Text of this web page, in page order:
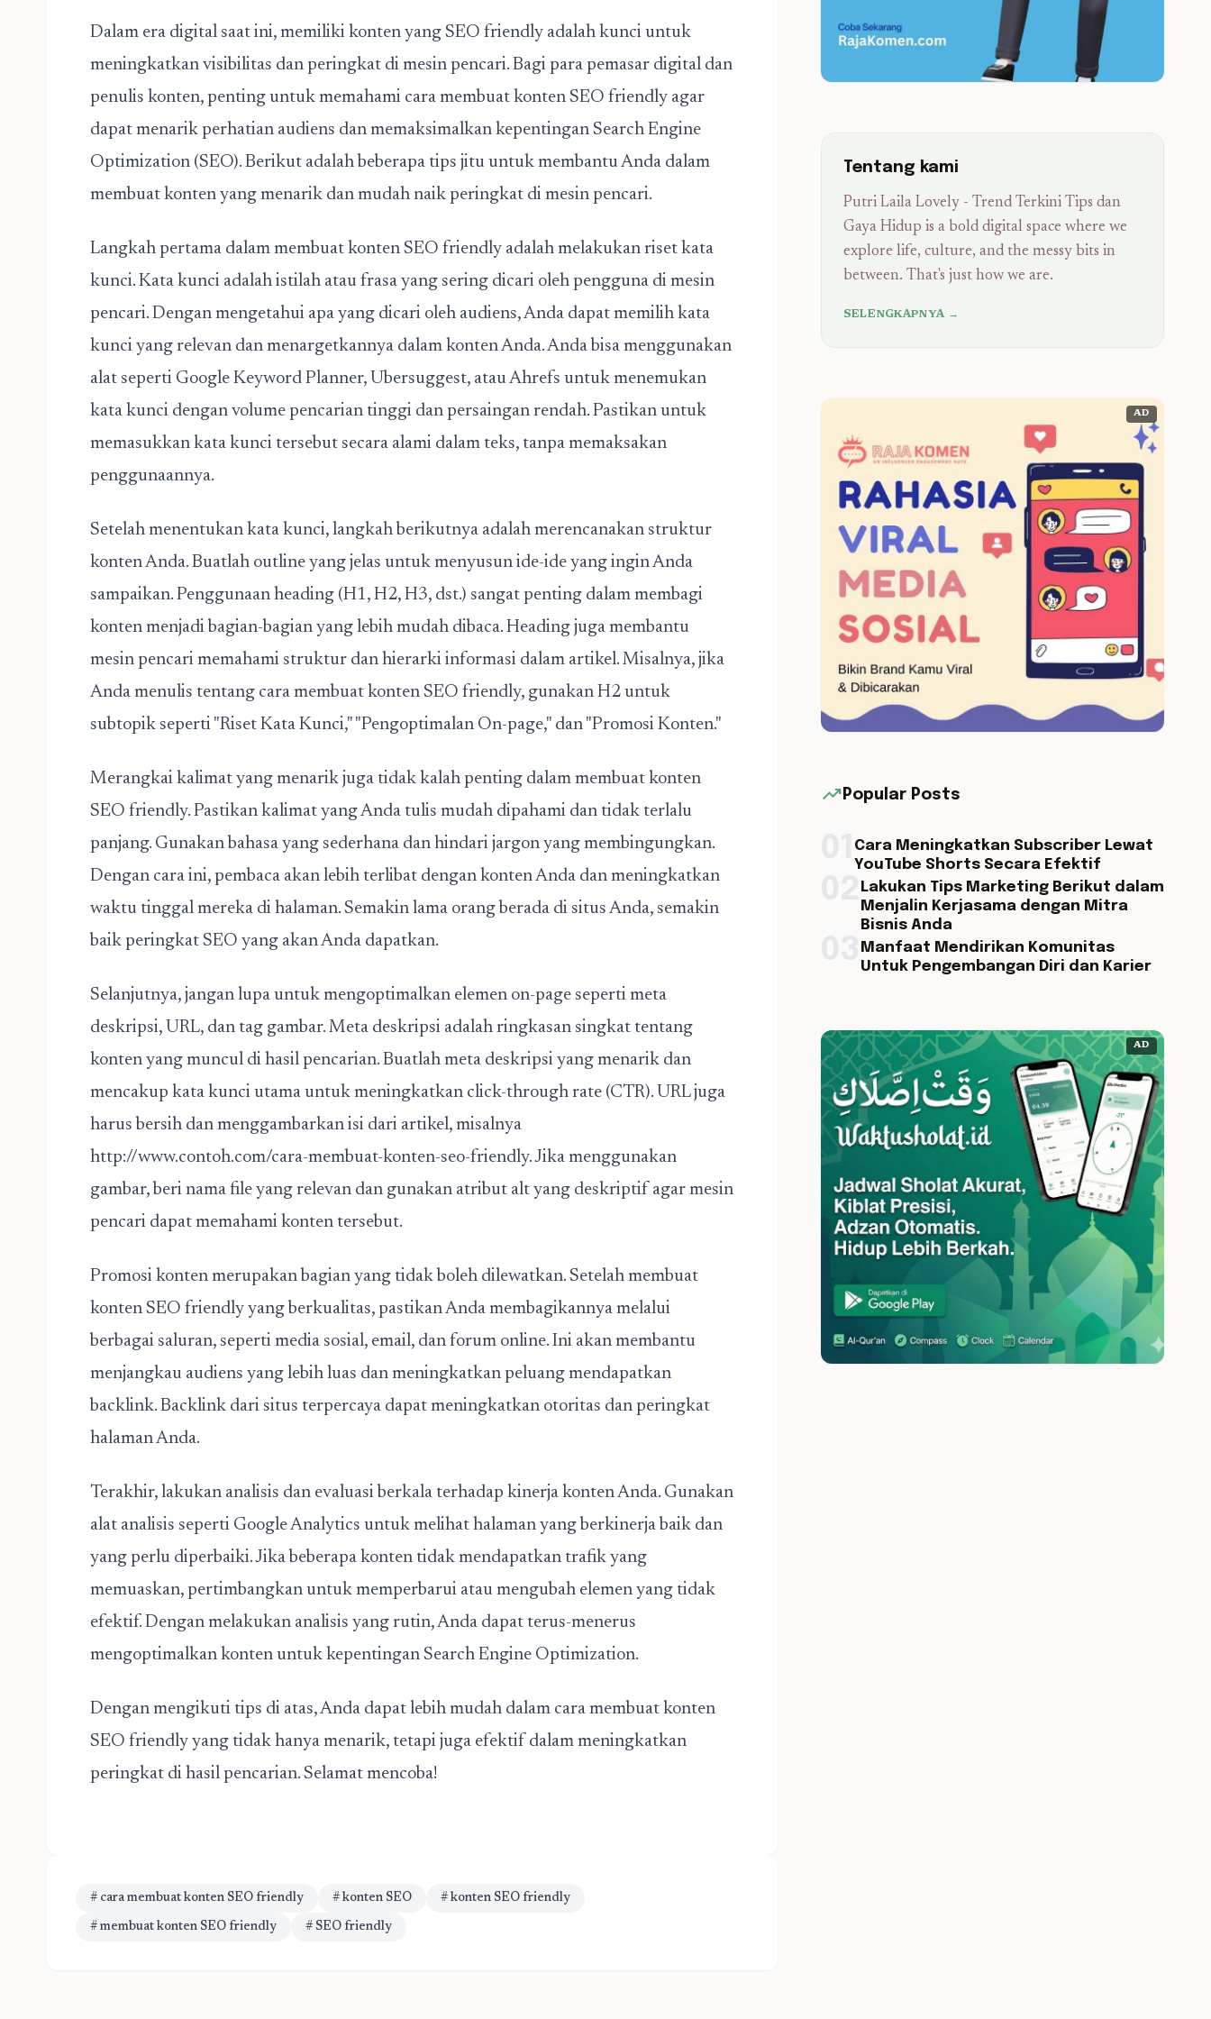
Dalam era digital saat ini, memiliki konten yang SEO friendly adalah kunci untuk
meningkatkan visibilitas dan peringkat di mesin pencari. Bagi para pemasar digital dan
penulis konten, penting untuk memahami cara membuat konten SEO friendly agar
dapat menarik perhatian audiens dan memaksimalkan kepentingan Search Engine
Optimization (SEO). Berikut adalah beberapa tips jitu untuk membantu Anda dalam
membuat konten yang menarik dan mudah naik peringkat di mesin pencari.
Langkah pertama dalam membuat konten SEO friendly adalah melakukan riset kata
kunci. Kata kunci adalah istilah atau frasa yang sering dicari oleh pengguna di mesin
pencari. Dengan mengetahui apa yang dicari oleh audiens, Anda dapat memilih kata
kunci yang relevan dan menargetkannya dalam konten Anda. Anda bisa menggunakan
alat seperti Google Keyword Planner, Ubersuggest, atau Ahrefs untuk menemukan
kata kunci dengan volume pencarian tinggi dan persaingan rendah. Pastikan untuk
memasukkan kata kunci tersebut secara alami dalam teks, tanpa memaksakan
penggunaannya.
Setelah menentukan kata kunci, langkah berikutnya adalah merencanakan struktur
konten Anda. Buatlah outline yang jelas untuk menyusun ide-ide yang ingin Anda
sampaikan. Penggunaan heading (H1, H2, H3, dst.) sangat penting dalam membagi
konten menjadi bagian-bagian yang lebih mudah dibaca. Heading juga membantu
mesin pencari memahami struktur dan hierarki informasi dalam artikel. Misalnya, jika
Anda menulis tentang cara membuat konten SEO friendly, gunakan H2 untuk
subtopik seperti "Riset Kata Kunci," "Pengoptimalan On-page," dan "Promosi Konten."
Merangkai kalimat yang menarik juga tidak kalah penting dalam membuat konten
SEO friendly. Pastikan kalimat yang Anda tulis mudah dipahami dan tidak terlalu
panjang. Gunakan bahasa yang sederhana dan hindari jargon yang membingungkan.
Dengan cara ini, pembaca akan lebih terlibat dengan konten Anda dan meningkatkan
waktu tinggal mereka di halaman. Semakin lama orang berada di situs Anda, semakin
baik peringkat SEO yang akan Anda dapatkan.
Selanjutnya, jangan lupa untuk mengoptimalkan elemen on-page seperti meta
deskripsi, URL, dan tag gambar. Meta deskripsi adalah ringkasan singkat tentang
konten yang muncul di hasil pencarian. Buatlah meta deskripsi yang menarik dan
mencakup kata kunci utama untuk meningkatkan click-through rate (CTR). URL juga
harus bersih dan menggambarkan isi dari artikel, misalnya
http://www.contoh.com/cara-membuat-konten-seo-friendly. Jika menggunakan
gambar, beri nama file yang relevan dan gunakan atribut alt yang deskriptif agar mesin
pencari dapat memahami konten tersebut.
Promosi konten merupakan bagian yang tidak boleh dilewatkan. Setelah membuat
konten SEO friendly yang berkualitas, pastikan Anda membagikannya melalui
berbagai saluran, seperti media sosial, email, dan forum online. Ini akan membantu
menjangkau audiens yang lebih luas dan meningkatkan peluang mendapatkan
backlink. Backlink dari situs terpercaya dapat meningkatkan otoritas dan peringkat
halaman Anda.
Terakhir, lakukan analisis dan evaluasi berkala terhadap kinerja konten Anda. Gunakan
alat analisis seperti Google Analytics untuk melihat halaman yang berkinerja baik dan
yang perlu diperbaiki. Jika beberapa konten tidak mendapatkan trafik yang
memuaskan, pertimbangkan untuk memperbarui atau mengubah elemen yang tidak
efektif. Dengan melakukan analisis yang rutin, Anda dapat terus-menerus
mengoptimalkan konten untuk kepentingan Search Engine Optimization.
Dengan mengikuti tips di atas, Anda dapat lebih mudah dalam cara membuat konten
SEO friendly yang tidak hanya menarik, tetapi juga efektif dalam meningkatkan
peringkat di hasil pencarian. Selamat mencoba!
# cara membuat konten SEO friendly # konten SEO # konten SEO friendly
# membuat konten SEO friendly # SEO friendly
Tentang kami
Putri Laila Lovely - Trend Terkini Tips dan
Gaya Hidup is a bold digital space where we
explore life, culture, and the messy bits in
between. That's just how we are.
SELENGKAPNYA →
AD
trending_up Popular Posts
Cara Meningkatkan Subscriber Lewat
YouTube Shorts Secara Efektif
Lakukan Tips Marketing Berikut dalam
Menjalin Kerjasama dengan Mitra
Bisnis Anda
Manfaat Mendirikan Komunitas
Untuk Pengembangan Diri dan Karier
AD